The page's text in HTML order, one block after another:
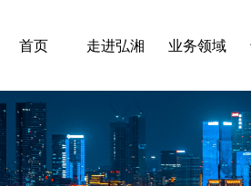
首页 走进弘湘 业务领域